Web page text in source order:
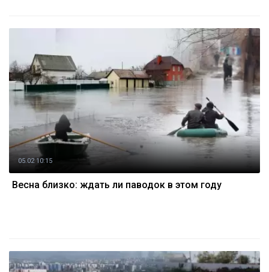
05.02 10:15
Весна близко: ждать ли паводок в этом году